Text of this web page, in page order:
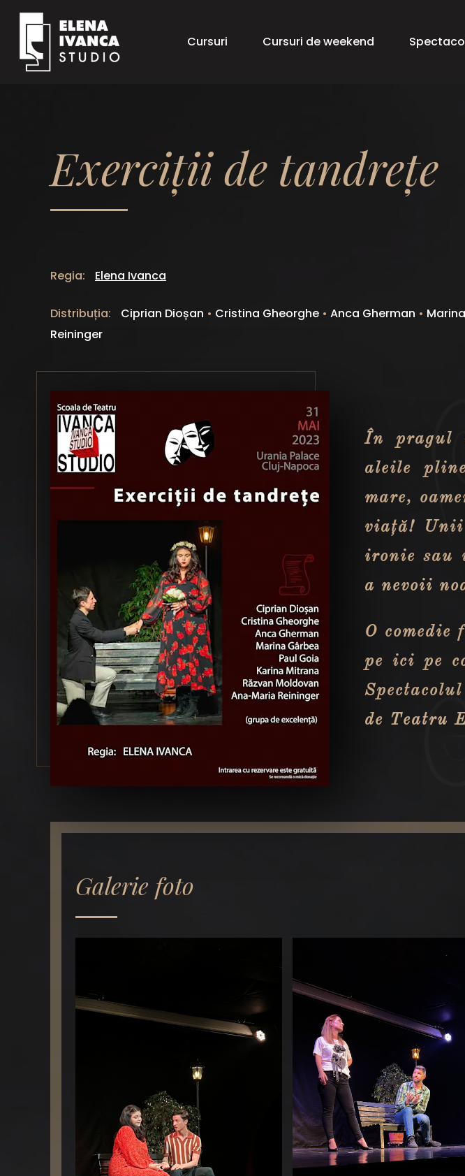
Cursuri Cursuri de weekend
Exerciții de tandrețe
Regia: Elena Ivanca
Distribuția: Ciprian Dioșan • Cristina Gheorghe • Anca Gherman •
Reininger
În pragul
aleile
mare,
viață!
ironie sau
a nevoii
O
pe ici pe
de Teatru
Galerie foto